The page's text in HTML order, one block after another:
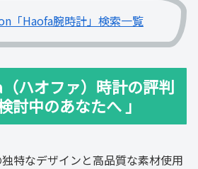
「Haofa腕時計」検索一覧
ハオファ）時計の評判
討中のあなたへ 」
特なデザインと高品質な素材使用